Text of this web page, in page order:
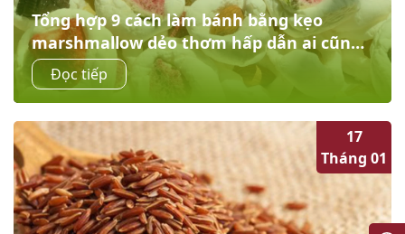
Tổng hợp 9 cách làm bánh bằng kẹo
marshmallow dẻo thơm hấp dẫn ai cũng
mê
Những chiếc bánh với vẻ ngoài xinh đẹp cùng hương vị
ngọt ngào bên trong dễ dàng đốn đổ tim của bất kỳ
chàng trai hay cô gái nào Cupcake quế...
Đọc tiếp
17
Tháng 01